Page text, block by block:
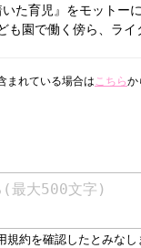
た育児』をモットー
も園で働く傍ら、ライ
まれている場合はこちらか